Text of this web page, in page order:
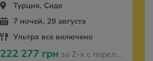
Турция, Сиде
7 ночей, 29 августа
Ультра все включено
222 277 грн за 2-х с перелётом из Оради